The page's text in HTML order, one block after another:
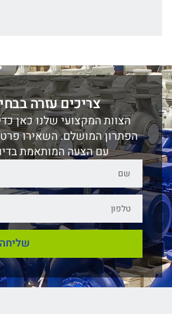
צריכים עזרה
הצוות המקצועי שלנו כאן
הפתרון המושלם. השאירו
עם הצעה המותאמת
שליחה